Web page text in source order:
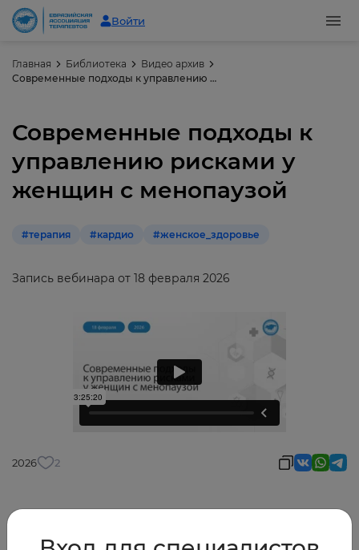
Войти
Главная Библиотека
Видео архив
Современные подходы к управлению рисками у женщин с менопаузой
Современные подходы к
управлению рисками у
женщин с менопаузой
#терапия #кардио #женское_здоровье
Запись вебинара от 18 февраля 2026
2026 2